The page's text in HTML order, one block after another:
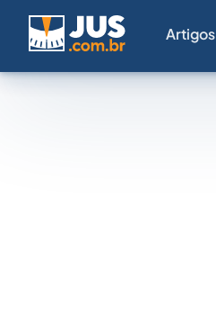
Artigos